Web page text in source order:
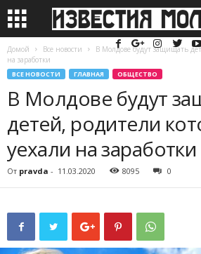
Домой Все новости
В Молдове будут защищать
на заработки
ВСЕ НОВОСТИ ГЛАВНАЯ ОБЩЕСТВО
В Молдове будут
детей, родители
уехали на заработки
От pravda - 11.03.2020 8095 0